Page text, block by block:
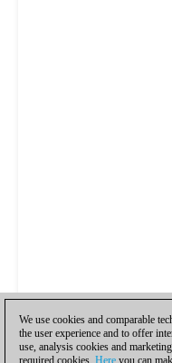
We use cookies and comparable
the user experience and to offer
use, analysis cookies and
required cookies. Here you can